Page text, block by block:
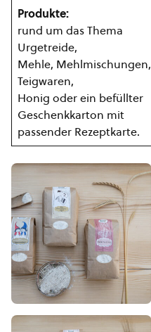
Produkte:
rund um das Thema
Urgetreide,
Mehle, Mehlmischungen,
Teigwaren,
Honig oder ein befüllter
Geschenkkarton mit
passender Rezeptkarte.